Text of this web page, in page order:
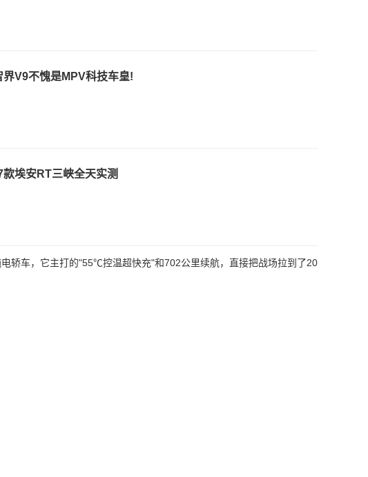
V9不愧是MPV科技车皇!
埃安RT三峡全天实测
轿车，它主打的"55℃控温超快充"和702公里续航，直接把战场拉到了20